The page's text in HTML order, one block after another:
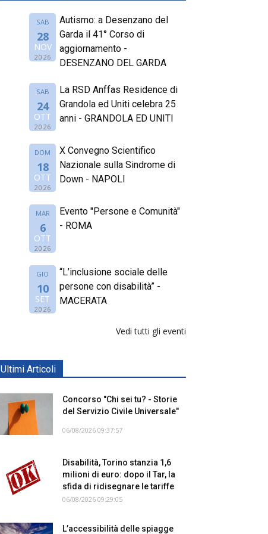
SAB
28
NOV
2026
Autismo: a Desenzano del
Garda il 41° Corso di
aggiornamento -
DESENZANO DEL GARDA
SAB
24
OTT
2026
La RSD Anffas Residence di
Grandola ed Uniti celebra 25
anni - GRANDOLA ED UNITI
DOM
18
OTT
2026
X Convegno Scientifico
Nazionale sulla Sindrome di
Down - NAPOLI
MAR
6
OTT
2026
Evento "Persone e Comunità"
- ROMA
GIO
10
SET
2026
“L’inclusione sociale delle
persone con disabilità” -
MACERATA
Vedi tutti gli eventi
Ultimi Articoli
Concorso "Chi sei tu? - Storie
del Servizio Civile Universale"
06/08/2026 09:37:57
Disabilità, Torino stanzia 1,6
milioni di euro: dopo il Tar, la
sfida di ridisegnare le tariffe
06/08/2026 09:29:05
L’accessibilità delle spiagge